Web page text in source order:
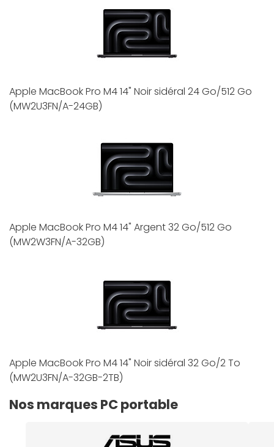
Apple MacBook Pro M4 14" Noir sidéral 24 Go/512 Go
(MW2U3FN/A-24GB)
Apple MacBook Pro M4 14" Argent 32 Go/512 Go
(MW2W3FN/A-32GB)
Apple MacBook Pro M4 14" Noir sidéral 32 Go/2 To
(MW2U3FN/A-32GB-2TB)
Nos marques PC portable